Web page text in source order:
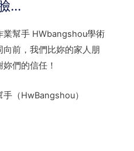
...
業幫手 HWbangshou學術
前，我們比妳的家人朋
們的信任！
（HwBangshou）